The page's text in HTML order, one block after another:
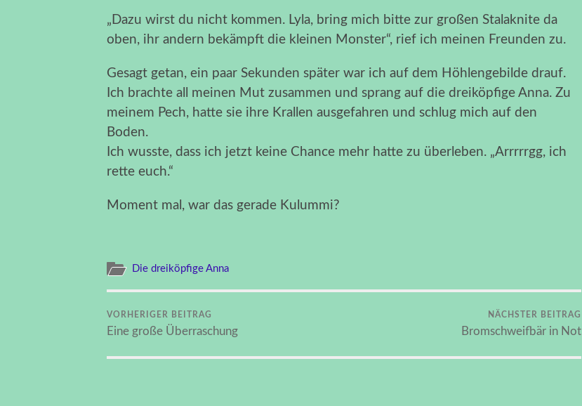
„Dazu wirst du nicht kommen. Lyla, bring mich bitte zur großen Stalaknite da
oben, ihr andern bekämpft die kleinen Monster“, rief ich meinen Freunden zu.
Gesagt getan, ein paar Sekunden später war ich auf dem Höhlengebilde drauf.
Ich brachte all meinen Mut zusammen und sprang auf die dreiköpfige Anna. Zu
meinem Pech, hatte sie ihre Krallen ausgefahren und schlug mich auf den
Boden.
Ich wusste, dass ich jetzt keine Chance mehr hatte zu überleben. „Arrrrrgg, ich
rette euch.“
Moment mal, war das gerade Kulummi?
Die dreiköpfige Anna
VORHERIGER BEITRAG
Eine große Überraschung
NÄCHSTER BEITRAG
Bromschweifbär in Not